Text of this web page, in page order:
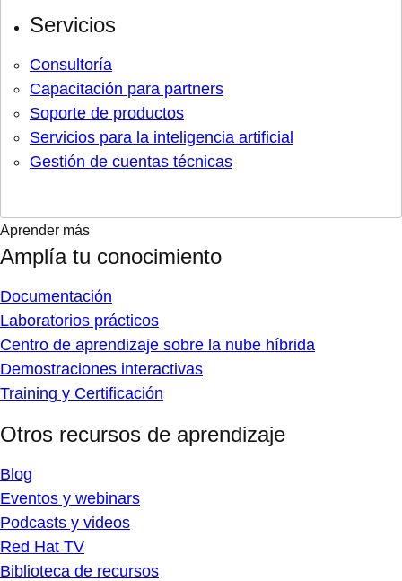
Servicios
Consultoría
Capacitación para partners
Soporte de productos
Servicios para la inteligencia artificial
Gestión de cuentas técnicas
Aprender más
Amplía tu conocimiento
Documentación
Laboratorios prácticos
Centro de aprendizaje sobre la nube híbrida
Demostraciones interactivas
Training y Certificación
Otros recursos de aprendizaje
Blog
Eventos y webinars
Podcasts y videos
Red Hat TV
Biblioteca de recursos